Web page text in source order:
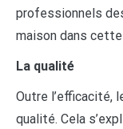
professionnels
maison dans
La qualité
Outre l’efficacité,
qualité. Cela